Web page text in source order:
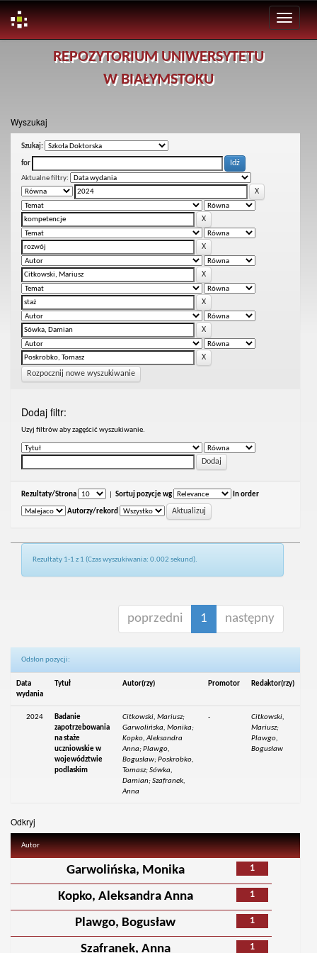
REPOZYTORIUM UNIWERSYTETU
W BIAŁYMSTOKU
Wyszukaj
Szukaj:
for
Aktualne filtry:
Rozpocznij nowe wyszukiwanie
Dodaj filtr:
Uzyj filtrów aby zagęścić wyszukiwanie.
Rezultaty/Strona Sortuj pozycje wg In order
Autorzy/rekord
Rezultaty 1-1 z 1 (Czas wyszukiwania: 0.002 sekund).
poprzedni 1 następny
Odsłon pozycji:
Data
wydania
Tytuł Autor(rzy) Promotor Redaktor(rzy)
2024
Badanie
zapotrzebowania
na staże
uczniowskie w
województwie
podlaskim
Citkowski, Mariusz;
Garwolińska, Monika;
Kopko, Aleksandra
Anna; Plawgo,
Bogusław; Poskrobko,
Tomasz; Sówka,
Damian; Szafranek,
Anna
-
Citkowski,
Mariusz;
Plawgo,
Bogusław
Odkryj
Autor
1
Garwolińska, Monika
1
Kopko, Aleksandra Anna
1
Plawgo, Bogusław
1
Szafranek, Anna